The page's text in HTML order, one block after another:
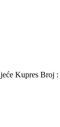
Kupres Broj :